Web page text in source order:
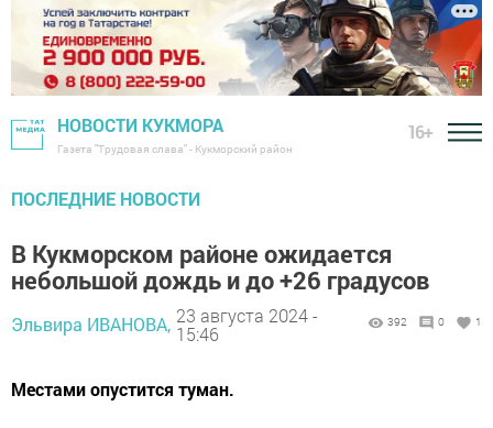
НОВОСТИ КУКМОРА
Газета "Трудовая слава" - Кукморский район
16+
ПОСЛЕДНИЕ НОВОСТИ
В Кукморском районе ожидается
небольшой дождь и до +26 градусов
Эльвира ИВАНОВА, 23 августа 2024 -
15:46
392 0 1
Местами опустится туман.